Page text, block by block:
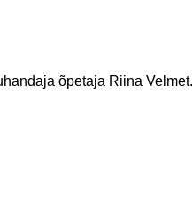
õpetaja Riina Velmet.